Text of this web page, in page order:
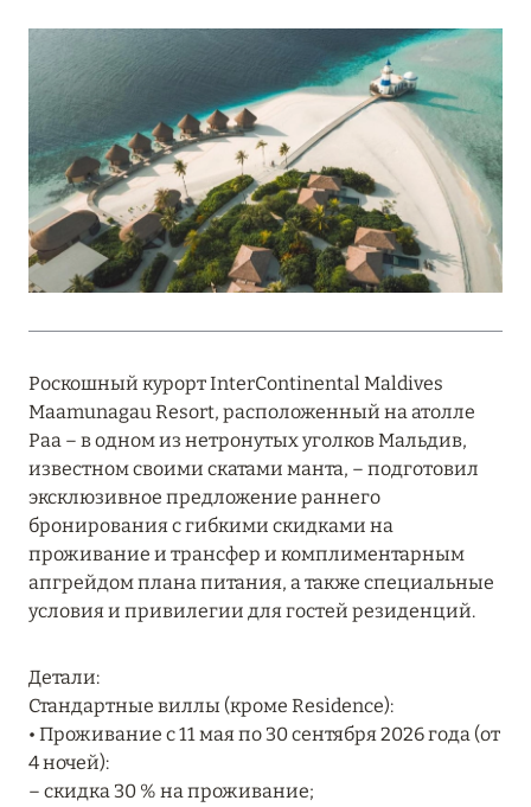
ПОЛНАЯ ПЕРЕЗАГРУЗКА: JUMEIRAH BALI,
ПРЯМОЙ ПЕРЕЛЁТ
Подробнее
20 марта 2026
MARCH GRAND ESCAPE: ПРЕДЛОЖЕНИЕ ОТ Á
LA CARTE PREMIUM ПО ОТЕЛЮ WALDORF
ASTORIA MALDIVES ITHAAFUSHI, МАЛЬДИВЫ
Подробнее
12 ноября 2025
MANDARIN ORIENTAL JUMEIRA — SUITE
NOVEMBER
Подробнее
13 мая 2025
DUBAI AT JUMEIRAH BEACH ПО ЛУЧШИМ
ЦЕНАМ
Подробнее
Роскошный курорт InterContinental Maldives
Maamunagau Resort, расположенный на атолле
Раа – в одном из нетронутых уголков Мальдив,
известном своими скатами манта, – подготовил
эксклюзивное предложение раннего
бронирования с гибкими скидками на
проживание и трансфер и комплиментарным
апгрейдом плана питания, а также специальные
условия и привилегии для гостей резиденций.
Детали:
Стандартные виллы (кроме Residence):
• Проживание с 11 мая по 30 сентября 2026 года (от
4 ночей):
– скидка 30 % на проживание;